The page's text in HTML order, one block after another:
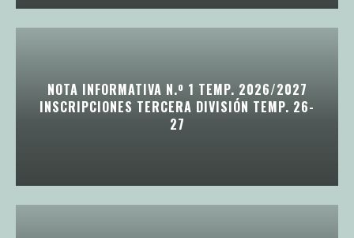
NOTA INFORMATIVA N.º 1 TEMP. 2026/2027
INSCRIPCIONES TERCERA DIVISIÓN TEMP. 26-
27